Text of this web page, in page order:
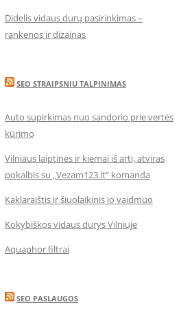
Didelis vidaus durų pasirinkimas –
rankenos ir dizainas
SEO STRAIPSNIU TALPINIMAS
Auto supirkimas nuo sandorio prie vertės
kūrimo
Vilniaus laiptinės ir kiemai iš arti, atviras
pokalbis su „Vezam123.lt“ komanda
Kaklaraištis ir šiuolaikinis jo vaidmuo
Kokybiškos vidaus durys Vilniuje
Aquaphor filtrai
SEO PASLAUGOS